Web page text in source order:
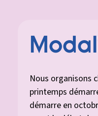
Nous organisons
printemps
démarre en